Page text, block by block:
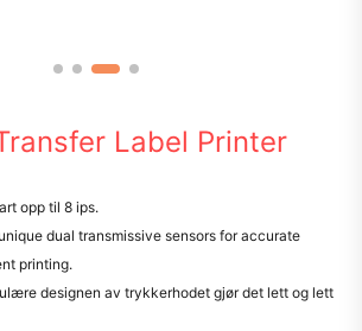
Label Printer
opp til 8 ips.
dual transmissive sensors for accurate
printing.
designen av trykkerhodet gjør det lett og lett